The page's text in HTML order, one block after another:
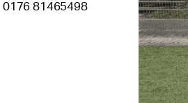
0176 81465498